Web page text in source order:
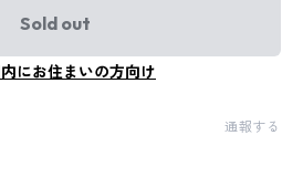
Sold out
にお住まいの方向け
通報する